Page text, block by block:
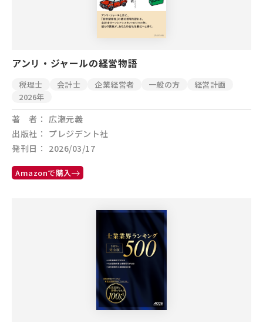
アンリ・ジャールの経営物語
税理士 会計士 企業経営者 一般の方
経営計画
2026年
著 者
広瀬元義
出版社
プレジデント社
発刊日
2026/03/17
Amazonで購入